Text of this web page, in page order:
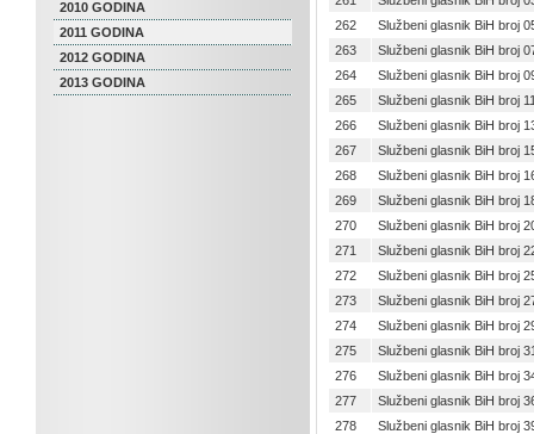
2010 GODINA
2011 GODINA
2012 GODINA
2013 GODINA
262
Službeni glasnik BiH broj
263
Službeni glasnik BiH broj
264
Službeni glasnik BiH broj
265
Službeni glasnik BiH broj
266
Službeni glasnik BiH broj
267
Službeni glasnik BiH broj
268
Službeni glasnik BiH broj
269
Službeni glasnik BiH broj
270
Službeni glasnik BiH broj
271
Službeni glasnik BiH broj
272
Službeni glasnik BiH broj
273
Službeni glasnik BiH broj
274
Službeni glasnik BiH broj
275
Službeni glasnik BiH broj
276
Službeni glasnik BiH broj
277
Službeni glasnik BiH broj
278
Službeni glasnik BiH broj